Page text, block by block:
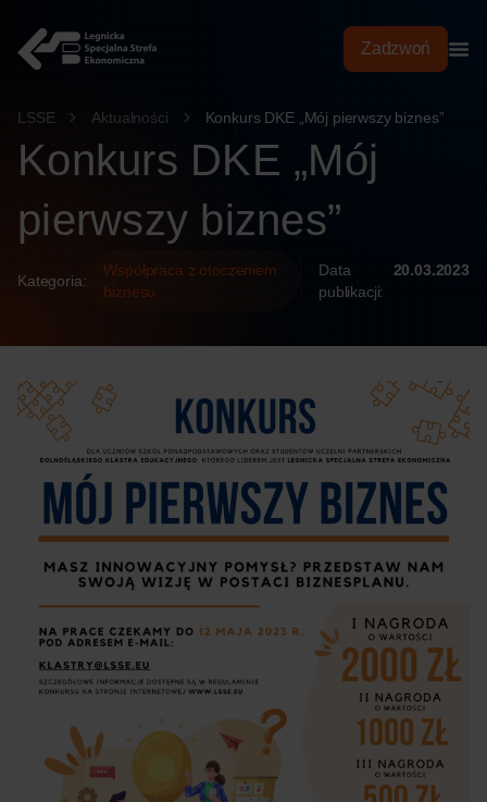
treści
Zadzwoń
LSSE Aktualności Konkurs DKE „Mój pierwszy biznes”
Konkurs DKE „Mój
pierwszy biznes”
Kategoria:
Współpraca z otoczeniem
biznesu
Data
publikacji:
20.03.2023